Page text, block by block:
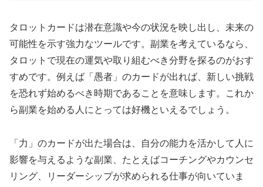
タロットカードは潜在意識や今の状況を映し出し、未来の
可能性を示す強力なツールです。副業を考えているなら、
タロットで現在の運気や取り組むべき分野を探るのがおす
すめです。例えば「愚者」のカードが出れば、新しい挑戦
を恐れず始めるべき時期であることを意味します。これか
ら副業を始める人にとっては好機といえるでしょう。
「力」のカードが出た場合は、自分の能力を活かして人に
影響を与えるような副業、たとえばコーチングやカウンセ
リング、リーダーシップが求められる仕事が向いていま